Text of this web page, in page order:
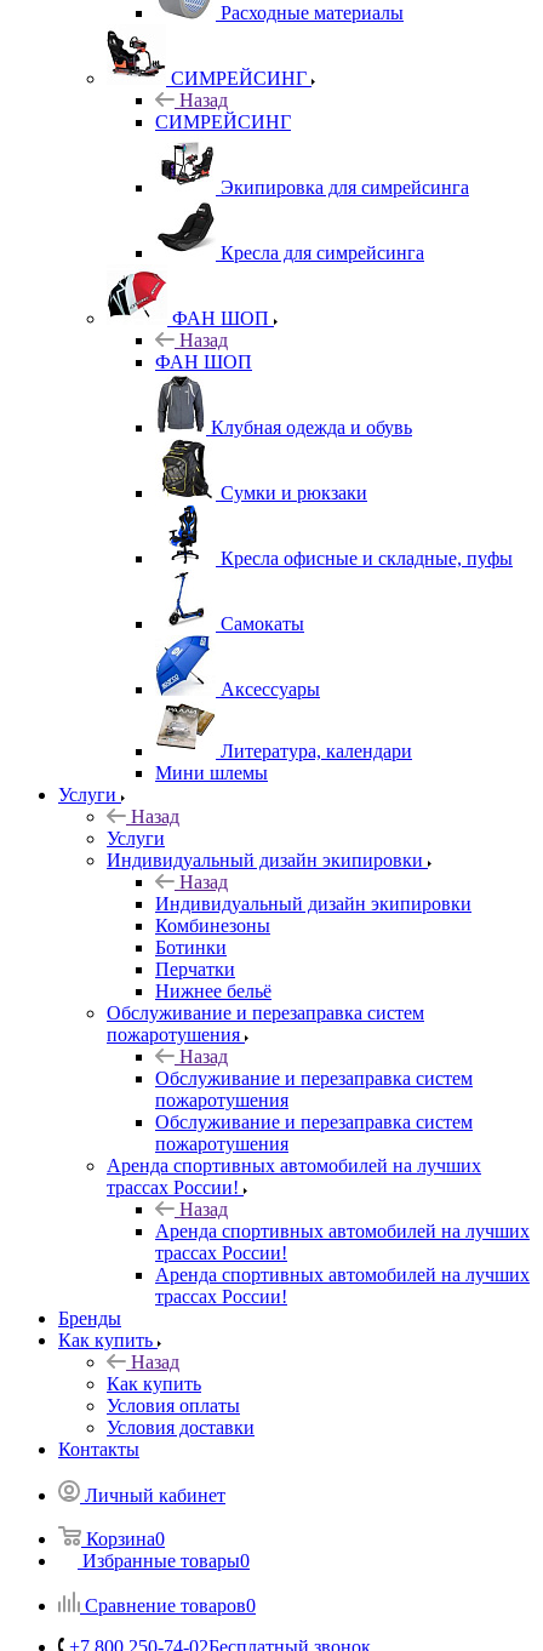
Расходные материалы
СИМРЕЙСИНГ
Назад
СИМРЕЙСИНГ
Экипировка для симрейсинга
Кресла для симрейсинга
ФАН ШОП
Назад
ФАН ШОП
Клубная одежда и обувь
Сумки и рюкзаки
Кресла офисные и складные, пуфы
Самокаты
Аксессуары
Литература, календари
Мини шлемы
Услуги
Назад
Услуги
Индивидуальный дизайн экипировки
Назад
Индивидуальный дизайн экипировки
Комбинезоны
Ботинки
Перчатки
Нижнее бельё
Обслуживание и перезаправка систем
пожаротушения
Назад
Обслуживание и перезаправка систем
пожаротушения
Обслуживание и перезаправка систем
пожаротушения
Аренда спортивных автомобилей на лучших
трассах России!
Назад
Аренда спортивных автомобилей на лучших
трассах России!
Аренда спортивных автомобилей на лучших
трассах России!
Бренды
Как купить
Назад
Как купить
Условия оплаты
Условия доставки
Контакты
Личный кабинет
Корзина0
Избранные товары0
Сравнение товаров0
+7 800 250-74-02Бесплатный звонок